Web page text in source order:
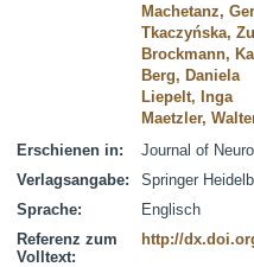
Machetanz,
Tkaczyńska,
Brockmann,
Berg, Daniela
Liepelt, Inga
Maetzler,
Erschienen in:
Journal of
Verlagsangabe:
Springer
Sprache:
Englisch
Referenz zum
Volltext:
http://